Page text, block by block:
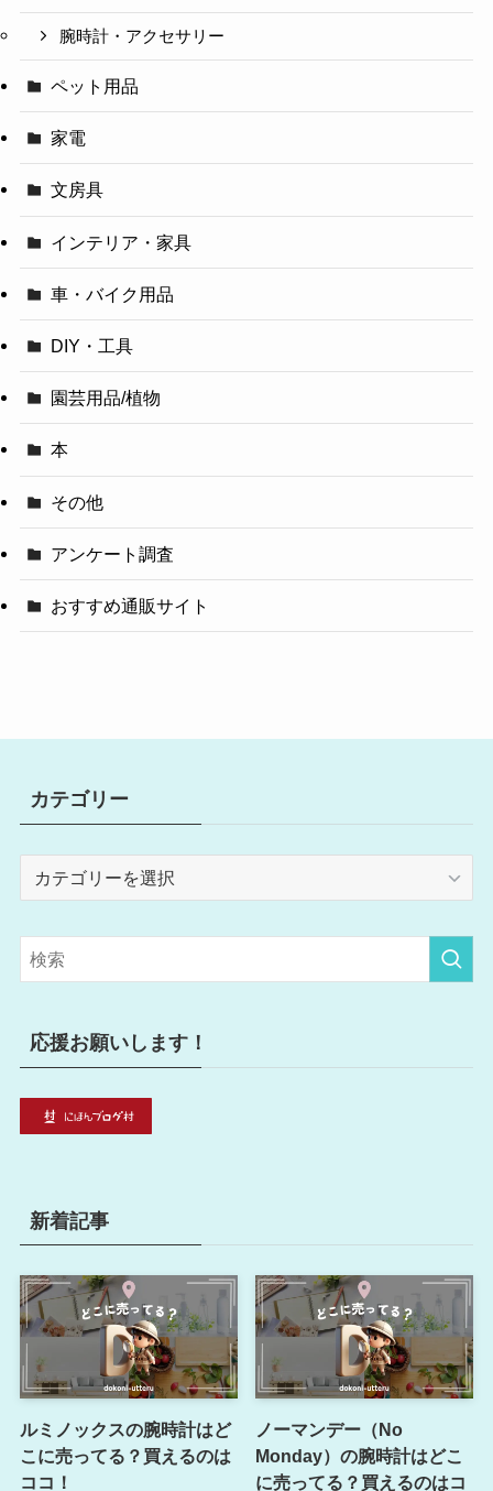
腕時計・アクセサリー
ペット用品
家電
文房具
インテリア・家具
車・バイク用品
DIY・工具
園芸用品/植物
本
その他
アンケート調査
おすすめ通販サイト
カテゴリー
リ
ー
応援お願いします！
新着記事
ルミノックスの腕時計はど
こに売ってる？買えるのは
ココ！
ノーマンデー（No
Monday）の腕時計はどこ
に売ってる？買えるのはコ